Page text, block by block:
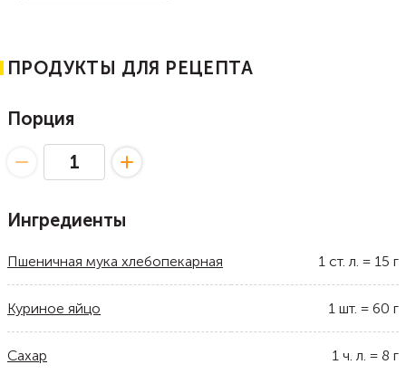
ПРОДУКТЫ ДЛЯ РЕЦЕПТА
Порция
Ингредиенты
Пшеничная мука хлебопекарная 1 ст. л. = 15 г
Куриное яйцо 1 шт. = 60 г
Сахар 1 ч. л. = 8 г